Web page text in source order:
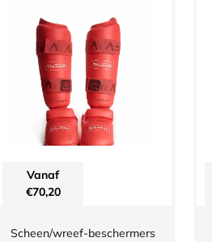
Vanaf
€70,20
Scheen/wreef-beschermers